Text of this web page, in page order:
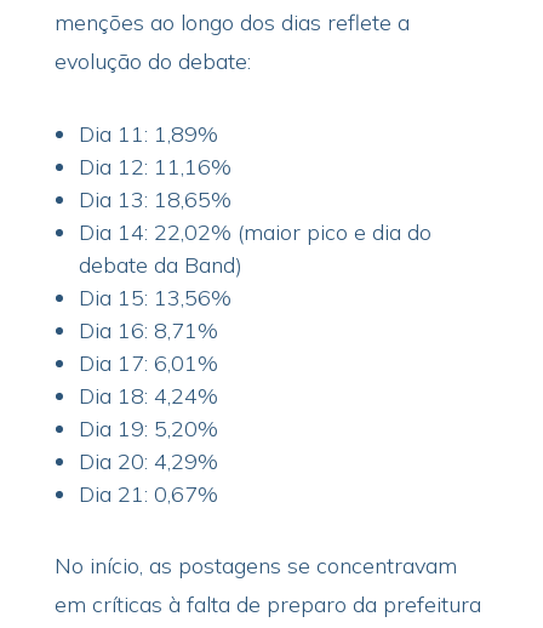
menções ao longo dos dias reflete a
evolução do debate:
Dia 11: 1,89%
Dia 12: 11,16%
Dia 13: 18,65%
Dia 14: 22,02% (maior pico e dia do
debate da Band)
Dia 15: 13,56%
Dia 16: 8,71%
Dia 17: 6,01%
Dia 18: 4,24%
Dia 19: 5,20%
Dia 20: 4,29%
Dia 21: 0,67%
No início, as postagens se concentravam
em críticas à falta de preparo da prefeitura